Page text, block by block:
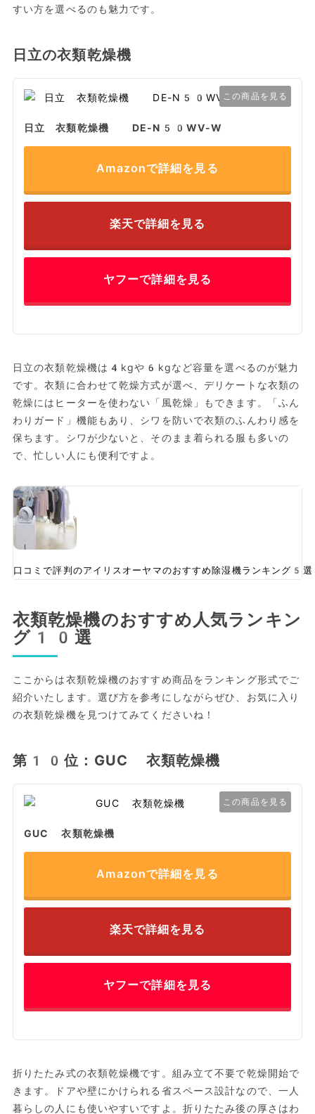
すい方を選べるのも魅力です。
日立の衣類乾燥機
この商品を見る
日立 衣類乾燥機 DE-N50WV-W
Amazonで詳細を見る
楽天で詳細を見る
ヤフーで詳細を見る
日立の衣類乾燥機は4kgや6kgなど容量を選べるのが魅力
です。衣類に合わせて乾燥方式が選べ、デリケートな衣類の
乾燥にはヒーターを使わない「風乾燥」もできます。「ふん
わりガード」機能もあり、シワを防いで衣類のふんわり感を
保ちます。シワが少ないと、そのまま着られる服も多いの
で、忙しい人にも便利ですよ。
口コミで評判のアイリスオーヤマのおすすめ除湿機ランキング5
衣類乾燥機のおすすめ人気ランキン
グ10選
ここからは衣類乾燥機のおすすめ商品をランキング形式でご
紹介いたします。選び方を参考にしながらぜひ、お気に入り
の衣類乾燥機を見つけてみてくださいね！
第10位：GUC 衣類乾燥機
この商品を見る
GUC 衣類乾燥機
Amazonで詳細を見る
楽天で詳細を見る
ヤフーで詳細を見る
折りたたみ式の衣類乾燥機です。組み立て不要で乾燥開始で
きます。ドアや壁にかけられる省スペース設計なので、一人
暮らしの人にも使いやすいですよ。折りたたみ後の厚さはわ